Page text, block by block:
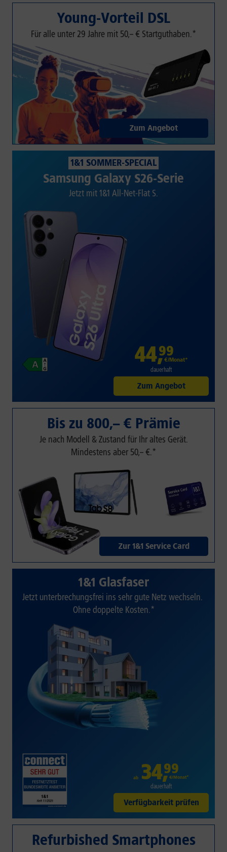
Young-Vorteil DSL
Für alle unter 29 Jahre mit 50,– € Startguthaben.*
Zum Angebot
1&1 SOMMER-SPECIAL
Samsung Galaxy S26-Serie
Jetzt mit 1&1 All-Net-Flat S.
44,99
€/Monat*
dauerhaft
Zum Angebot
Bis zu 800,– € Prämie
Je nach Modell & Zustand für Ihr altes Gerät.
Mindestens aber 50,– €.*
Zur 1&1 Service Card
1&1 Glasfaser
Jetzt unterbrechungsfrei ins sehr gute Netz wechseln.
Ohne doppelte Kosten.*
ab 34,99
€/Monat*
dauerhaft
Verfügbarkeit prüfen
Refurbished Smartphones